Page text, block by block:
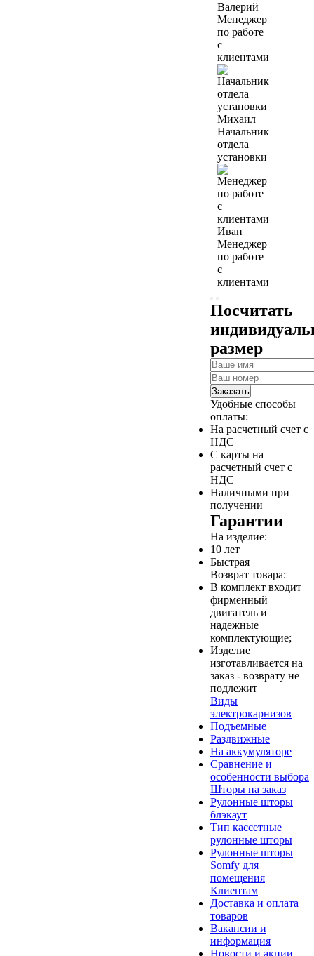
Валерий
Менеджер
по работе
с
клиентами
Михаил
Начальник
отдела
установки
Иван
Менеджер
по работе
с
клиентами
Посчитать
размер
Заказать
Удобные способы
оплаты:
На расчетный счет с
НДС
С карты на
расчетный счет с
НДС
Наличными при
получении
Гарантии
На изделие:
10 лет
Быстрая
Возврат товара:
В комплект входит
фирменный
двигатель и
надежные
комплектующие;
Изделие
изготавливается на
заказ - возврату не
подлежит
Виды
электрокарнизов
Подъемные
Раздвижные
На аккумуляторе
Сравнение и
особенности выбора
Шторы на заказ
Рулонные шторы
блэкаут
Тип кассетные
рулонные шторы
Рулонные шторы
Somfy для
помещения
Клиентам
Доставка и оплата
товаров
Вакансии и
информация
Новости и акции